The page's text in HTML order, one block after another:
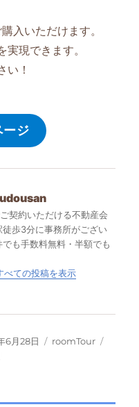
入いただけます。
現できます。
い！
ージ
契約いただける不動産会
歩3分に事務所がござい
も手数料無料・半額でも
ての投稿を表示
6月28日
カ
roomTour